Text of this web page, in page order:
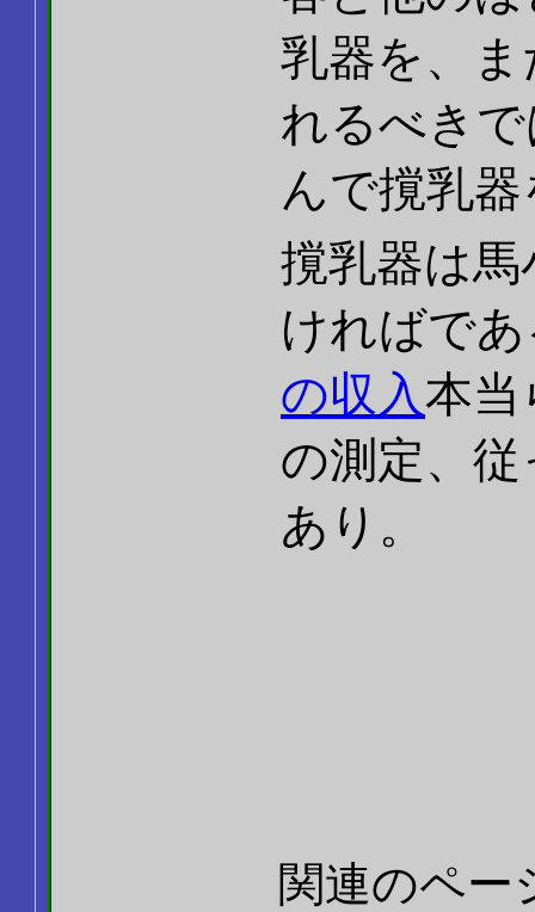
乳器を、
れるべき
んで撹乳
撹乳器は
ければで
の収入本当
の測定、
あり。
関連のペ